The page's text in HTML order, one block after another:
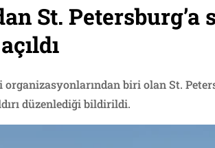
St. Petersburg’a
organizasyonlarından biri olan St.
düzenlediği bildirildi.